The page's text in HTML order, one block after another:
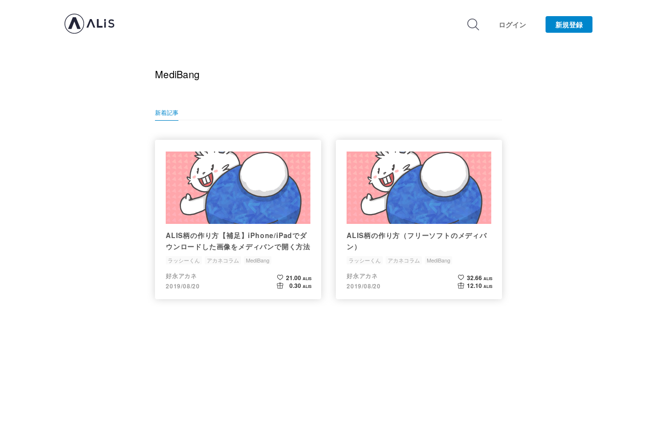
ログイン 新規登録
MediBang
新着記事
ALIS柄の作り方【補足】iPhone/iPadでダ
ウンロードした画像をメディバンで開く方法
ラッシーくん アカネコラム MediBang
好永アカネ
2019/08/20
21.00 ALIS
0.30 ALIS
ALIS柄の作り方（フリーソフトのメディバ
ン）
ラッシーくん アカネコラム MediBang
好永アカネ
2019/08/20
32.66 ALIS
12.10 ALIS